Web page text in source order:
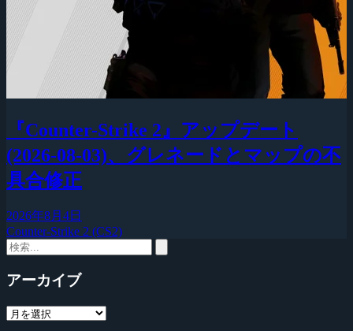
『Counter-Strike 2』アップデート
(2026-08-03)、グレネードとマップの不
具合修正
2026年8月4日
Counter-Strike 2 (CS2)
アーカイブ